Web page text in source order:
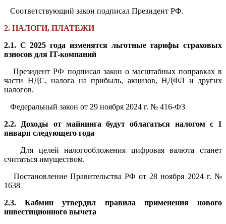
Соответствующий закон подписал Президент РФ.
2. НАЛОГИ, ПЛАТЕЖИ
2.1. С 2025 года изменятся льготные тарифы страховых
взносов для IT-компаний
Президент РФ подписал закон о масштабных поправках в
части НДС, налога на прибыль, акцизов, НДФЛ и других
налогов.
Федеральный закон от 29 ноября 2024 г. № 416-ФЗ
2.2. Доходы от майнинга будут облагаться налогом с 1
января следующего года
Для целей налогообложения цифровая валюта станет
считаться имуществом.
Постановление Правительства РФ от 28 ноября 2024 г. №
1638
2.3. Кабмин утвердил правила применения нового
инвестиционного вычета